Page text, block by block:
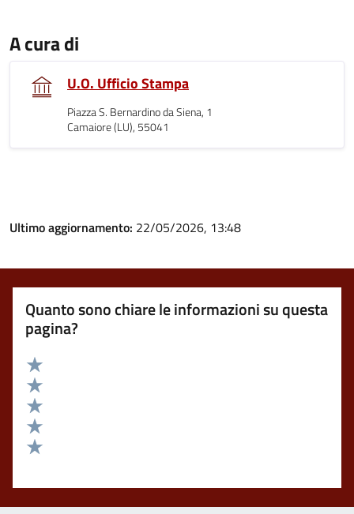
A cura di
U.O. Ufficio Stampa
Piazza S. Bernardino da Siena, 1
Camaiore (LU), 55041
Ultimo aggiornamento: 22/05/2026, 13:48
Quanto sono chiare le informazioni su questa
pagina?
Valuta 5 stelle su 5
Valuta 4 stelle su 5
Valuta 3 stelle su 5
Valuta 2 stelle su 5